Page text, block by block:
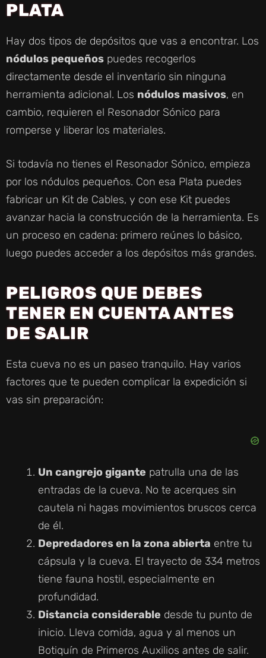
PLATA
Hay dos tipos de depósitos que vas a encontrar. Los
nódulos pequeños puedes recogerlos
directamente desde el inventario sin ninguna
herramienta adicional. Los nódulos masivos, en
cambio, requieren el Resonador Sónico para
romperse y liberar los materiales.
Si todavía no tienes el Resonador Sónico, empieza
por los nódulos pequeños. Con esa Plata puedes
fabricar un Kit de Cables, y con ese Kit puedes
avanzar hacia la construcción de la herramienta. Es
un proceso en cadena: primero reúnes lo básico,
luego puedes acceder a los depósitos más grandes.
PELIGROS QUE DEBES
TENER EN CUENTA ANTES
DE SALIR
Esta cueva no es un paseo tranquilo. Hay varios
factores que te pueden complicar la expedición si
vas sin preparación:
Un cangrejo gigante patrulla una de las
entradas de la cueva. No te acerques sin
cautela ni hagas movimientos bruscos cerca
de él.
Depredadores en la zona abierta entre tu
cápsula y la cueva. El trayecto de 334 metros
tiene fauna hostil, especialmente en
profundidad.
Distancia considerable desde tu punto de
inicio. Lleva comida, agua y al menos un
Botiquín de Primeros Auxilios antes de salir.